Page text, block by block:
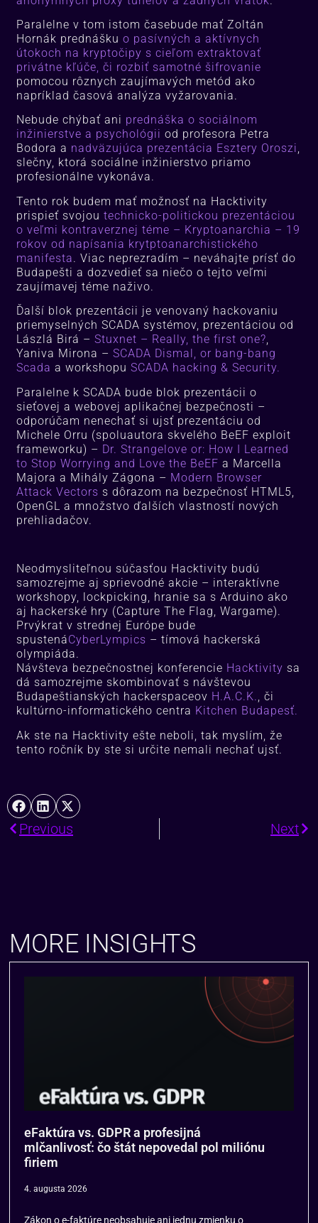
Paralelne v tom istom časebude mať Zoltán
Hornák prednáškuo pasívných a aktívnych
útokoch na kryptočipy s cieľom extraktovať
privátne kľúče, či rozbiť samotné šifrovanie
pomocou rôznych zaujímavých metód ako
napríklad časová analýza vyžarovania.
Nebude chýbať ani prednáška o sociálnom
inžinierstve a psychológii od profesora Petra
Bodora a nadväzujúca prezentácia Esztery Oroszi,
slečny, ktorá sociálne inžinierstvo priamo
profesionálne vykonáva.
Tento rok budem mať možnosť na Hacktivity
prispieť svojoutechnicko-politickou prezentáciou
o veľmi kontraverznej téme – Kryptoanarchia – 19
rokov od napísania krytptoanarchistického
manifesta. Viac neprezradím – neváhajte prísť do
Budapešti a dozvedieť sa niečo o tejto veľmi
zaujímavej téme naživo.
Ďalší blok prezentácii je venovaný hackovaniu
priemyselných SCADA systémov, prezentáciou od
Lászlá Birá –Stuxnet – Really, the first one?,
Yaniva Mirona –SCADA Dismal, or bang-bang
Scada a workshopuSCADA hacking & Security.
Paralelne k SCADA bude blok prezentácii o
sieťovej a webovej aplikačnej bezpečnosti –
odporúčam nenechať si ujsť prezentáciu od
Michele Orru (spoluautora skvelého BeEF exploit
frameworku) – Dr. Strangelove or: How I Learned
to Stop Worrying and Love the BeEF a Marcella
Majora a Mihály Zágona – Modern Browser
Attack Vectors s dôrazom na bezpečnosť HTML5,
OpenGL a množstvo ďalších vlastností nových
prehliadačov.
Neodmysliteľnou súčasťou Hacktivity budú
samozrejme aj sprievodné akcie – interaktívne
workshopy, lockpicking, hranie sa s Arduino ako
aj hackerské hry (Capture The Flag, Wargame).
Prvýkrat v strednej Európe bude
spustenáCyberLympics – tímová hackerská
olympiáda.
Návšteva bezpečnostnej konferencie Hacktivity sa
dá samozrejme skombinovať s návštevou
Budapeštianských hackerspaceov H.A.C.K., či
kultúrno-informatického centra Kitchen Budapesť.
Ak ste na Hacktivity ešte neboli, tak myslím, že
tento ročník by ste si určite nemali nechať ujsť.
Previous Next
MORE INSIGHTS
eFaktúra vs. GDPR a profesijná
mlčanlivosť: čo štát nepovedal pol miliónu
firiem
4. augusta 2026
Zákon o e-faktúre neobsahuje ani jednu zmienku o